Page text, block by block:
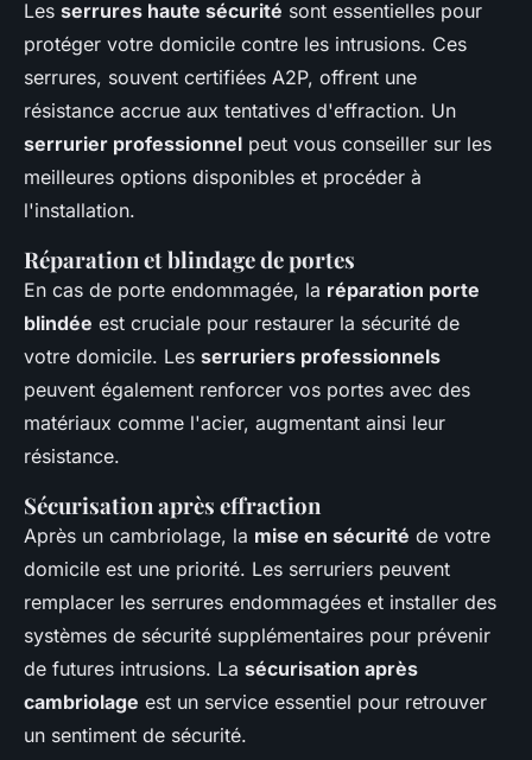
Les serrures haute sécurité sont essentielles pour
protéger votre domicile contre les intrusions. Ces
serrures, souvent certifiées A2P, offrent une
résistance accrue aux tentatives d'effraction. Un
serrurier professionnel peut vous conseiller sur les
meilleures options disponibles et procéder à
l'installation.
Réparation et blindage de portes
En cas de porte endommagée, la réparation porte
blindée est cruciale pour restaurer la sécurité de
votre domicile. Les serruriers professionnels
peuvent également renforcer vos portes avec des
matériaux comme l'acier, augmentant ainsi leur
résistance.
Sécurisation après effraction
Après un cambriolage, la mise en sécurité de votre
domicile est une priorité. Les serruriers peuvent
remplacer les serrures endommagées et installer des
systèmes de sécurité supplémentaires pour prévenir
de futures intrusions. La sécurisation après
cambriolage est un service essentiel pour retrouver
un sentiment de sécurité.